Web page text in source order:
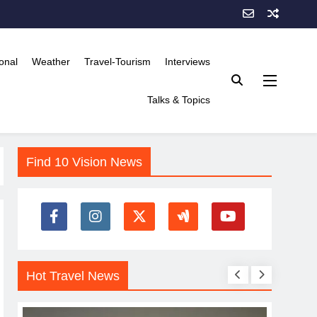
Weather Travel-Tourism Interviews
Talks & Topics
Find 10 Vision News
Hot Travel News